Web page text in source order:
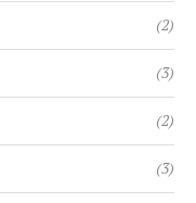
(2)
(3)
(2)
(3)